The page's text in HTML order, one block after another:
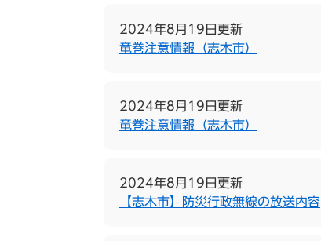
2024年8月19日更新
竜巻注意情報（志木市）
2024年8月19日更新
竜巻注意情報（志木市）
2024年8月19日更新
【志木市】防災行政無線の放送内容